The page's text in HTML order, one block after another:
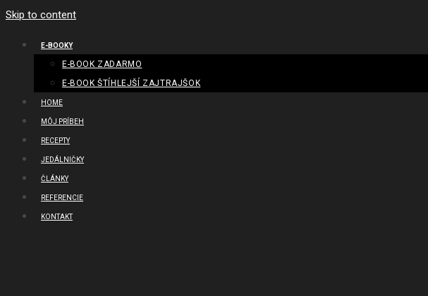
Skip to content
E-BOOKY
E-BOOK ZADARMO
E-BOOK ŠTÍHLEJŠÍ ZAJTRAJŠOK
HOME
MÔJ PRÍBEH
RECEPTY
JEDÁLNIČKY
ČLÁNKY
REFERENCIE
KONTAKT